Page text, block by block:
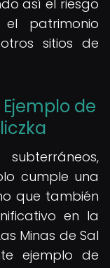
así el riesgo
patrimonio
sitios de
de
cumple una
que también
en la
Minas de Sal
ejemplo de